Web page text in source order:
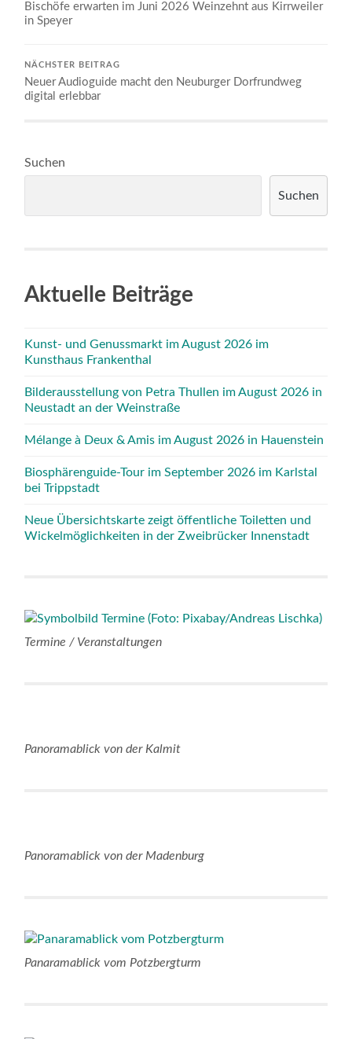
Bischöfe erwarten im Juni 2026 Weinzehnt aus Kirrweiler
in Speyer
NÄCHSTER BEITRAG
Neuer Audioguide macht den Neuburger Dorfrundweg
digital erlebbar
Suchen
Suchen
Aktuelle Beiträge
Kunst- und Genussmarkt im August 2026 im
Kunsthaus Frankenthal
Bilderausstellung von Petra Thullen im August 2026 in
Neustadt an der Weinstraße
Mélange à Deux & Amis im August 2026 in Hauenstein
Biosphärenguide-Tour im September 2026 im Karlstal
bei Trippstadt
Neue Übersichtskarte zeigt öffentliche Toiletten und
Wickelmöglichkeiten in der Zweibrücker Innenstadt
Termine / Veranstaltungen
Panoramablick von der Kalmit
Panoramablick von der Madenburg
Panaramablick vom Potzbergturm